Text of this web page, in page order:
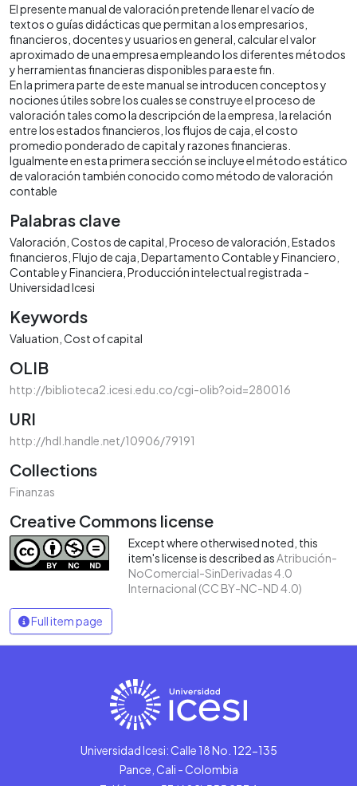
El presente manual de valoración pretende llenar el vacío de
textos o guías didácticas que permitan a los empresarios,
financieros, docentes y usuarios en general, calcular el valor
aproximado de una empresa empleando los diferentes métodos
y herramientas financieras disponibles para este fin.
En la primera parte de este manual se introducen conceptos y
nociones útiles sobre los cuales se construye el proceso de
valoración tales como la descripción de la empresa, la relación
entre los estados financieros, los flujos de caja, el costo
promedio ponderado de capital y razones financieras.
Igualmente en esta primera sección se incluye el método estático
de valoración también conocido como método de valoración
contable
Palabras clave
Valoración Costos de capital Proceso de valoración Estados
financieros Flujo de caja Departamento Contable y Financiero
Contable y Financiera Producción intelectual registrada -
Universidad Icesi
Keywords
Valuation Cost of capital
OLIB
http://biblioteca2.icesi.edu.co/cgi-olib?oid=280016
URI
http://hdl.handle.net/10906/79191
Collections
Finanzas
Creative Commons license
Except where otherwised noted, this
item's license is described asAtribución-
NoComercial-SinDerivadas 4.0
Internacional (CC BY-NC-ND 4.0)
Full item page
Universidad Icesi: Calle 18 No. 122-135
Pance, Cali - Colombia